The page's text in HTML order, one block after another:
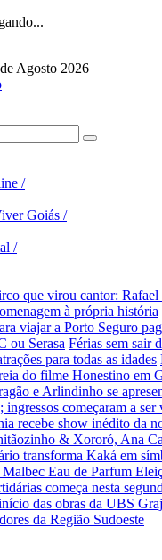
Agosto 2026
/
Goiás /
/
que virou cantor: Rafael
à própria história
viajar a Porto Seguro
ou Serasa Férias sem sair
para todas as idades
do filme Honestino em
e Arlindinho se
ingressos começaram a ser
recebe show inédito da
& Xororó, Ana
transforma Kaká em
Malbec Eau de Parfum
começa nesta
das obras da UBS
da Região Sudoeste